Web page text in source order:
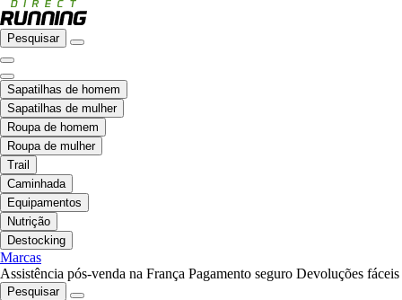
Pesquisar
Sapatilhas de homem
Sapatilhas de mulher
Roupa de homem
Roupa de mulher
Trail
Caminhada
Equipamentos
Nutrição
Destocking
Marcas
Assistência pós-venda na França Pagamento seguro Devoluções fáceis
Pesquisar